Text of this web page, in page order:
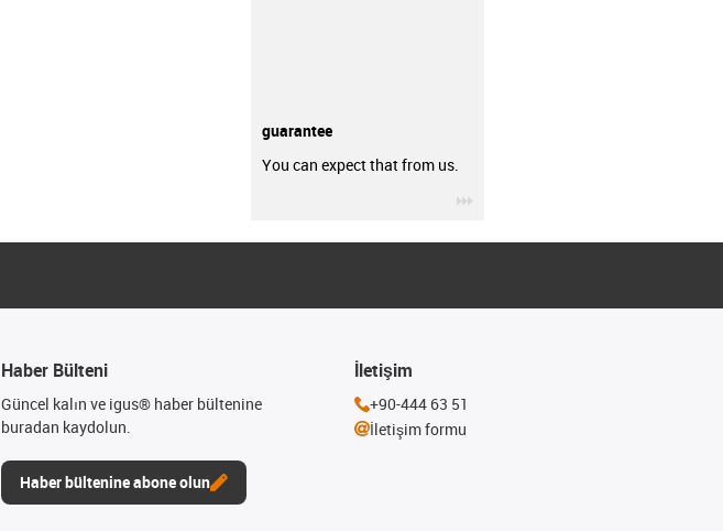
guarantee
You can expect that from us.
Haber Bülteni
Güncel kalın ve igus® haber bültenine
buradan kaydolun.
Haber bültenine abone olun
İletişim
+90-444 63 51
İletişim formu